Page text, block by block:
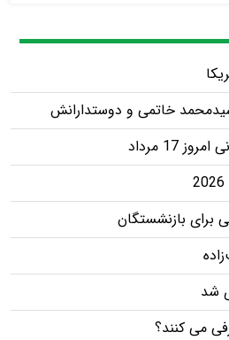
خاتمی و دوستدارانش
مرداد
برای بازنشستگان
شد
می کنند؟